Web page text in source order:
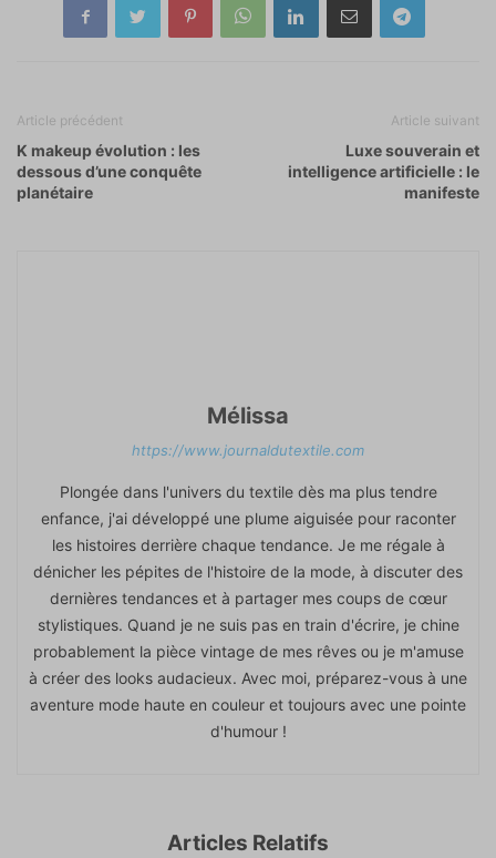
Article précédent
K makeup évolution : les
dessous d’une conquête
planétaire
Article suivant
Luxe souverain et
intelligence artificielle : le
manifeste
Mélissa
https://www.journaldutextile.com
Plongée dans l'univers du textile dès ma plus tendre
enfance, j'ai développé une plume aiguisée pour raconter
les histoires derrière chaque tendance. Je me régale à
dénicher les pépites de l'histoire de la mode, à discuter des
dernières tendances et à partager mes coups de cœur
stylistiques. Quand je ne suis pas en train d'écrire, je chine
probablement la pièce vintage de mes rêves ou je m'amuse
à créer des looks audacieux. Avec moi, préparez-vous à une
aventure mode haute en couleur et toujours avec une pointe
d'humour !
Articles Relatifs